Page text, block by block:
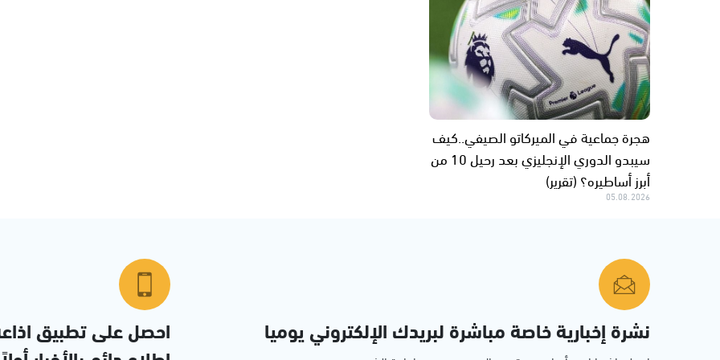
هجرة جماعية في الميركاتو الصيفي..كيف
سيبدو الدوري الإنجليزي بعد رحيل 10 من
أبرز أساطيره؟ (تقرير)
05.08.2026
نشرة إخبارية خاصة مباشرة لبريدك الإلكتروني يوميا احصل على تطبيق